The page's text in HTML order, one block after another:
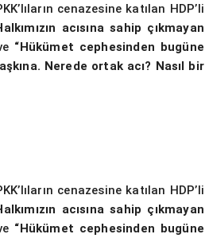
cenazesine katılan HDP’li
acısına sahip çıkmayan
“Hükümet cephesinden bugüne
Nerede ortak acı? Nasıl bir
cenazesine katılan HDP’li
acısına sahip çıkmayan
“Hükümet cephesinden bugüne